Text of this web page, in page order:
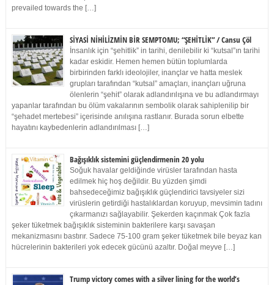
prevailed towards the […]
SİYASİ NİHİLİZMİN BİR SEMPTOMU; “ŞEHİTLİK” / Cansu Çöl
İnsanlık için “şehitlik” in tarihi, denilebilir ki “kutsal”ın tarihi
kadar eskidir. Hemen hemen bütün toplumlarda
birbirinden farklı ideolojiler, inançlar ve hatta meslek
grupları tarafından “kutsal” amaçları, inançları uğruna
ölenlerin “şehit” olarak adlandırılışına ve bu adlandırmayı
yapanlar tarafından bu ölüm vakalarının sembolik olarak sahiplenilip bir
“şehadet mertebesi” içerisinde anılışına rastlanır. Burada sorun elbette
hayatını kaybedenlerin adlandırılması […]
Bağışıklık sistemini güçlendirmenin 20 yolu
Soğuk havalar geldiğinde virüsler tarafından hasta
edilmek hiç hoş değildir. Bu yüzden şimdi
bahsedeceğimiz bağışıklık güçlendirici tavsiyeler sizi
virüslerin getirdiği hastalıklardan koruyup, mevsimin tadını
çıkarmanızı sağlayabilir. Şekerden kaçınmak Çok fazla
şeker tüketmek bağışıklık sisteminin bakterilere karşı savaşan
mekanizmasını bastırır. Sadece 75-100 gram şeker tüketmek bile beyaz kan
hücrelerinin bakterileri yok edecek gücünü azaltır. Doğal meyve […]
Trump victory comes with a silver lining for the world’s